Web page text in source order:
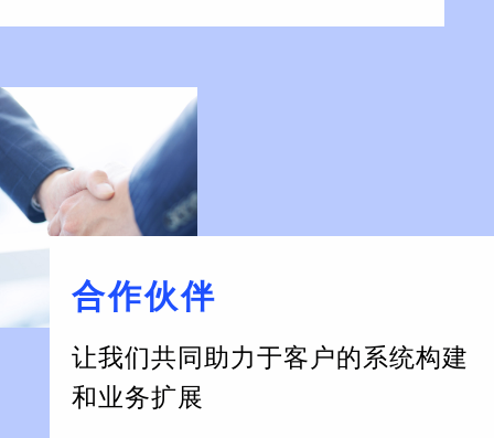
合作伙伴
让我们共同助力于客户的系统构建
和业务扩展